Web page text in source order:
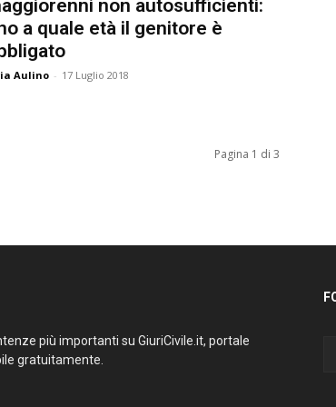
non autosufficienti:
a quale età il genitore è
Aulino - 17 Luglio 2018
Pagina 1 di 3
più importanti su GiuriCivile.it, portale
gratuitamente.